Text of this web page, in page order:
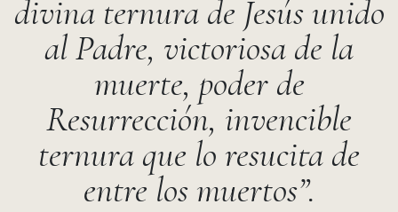
divina ternura de Jesús unido
al Padre, victoriosa de la
muerte, poder de
Resurrección, invencible
ternura que lo resucita de
entre los muertos”.